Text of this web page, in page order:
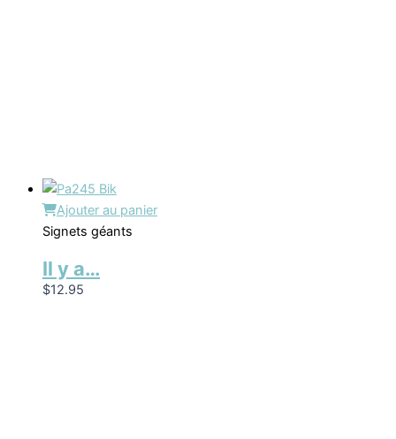
Ajouter au panier
Signets géants
Il y a…
$12.95